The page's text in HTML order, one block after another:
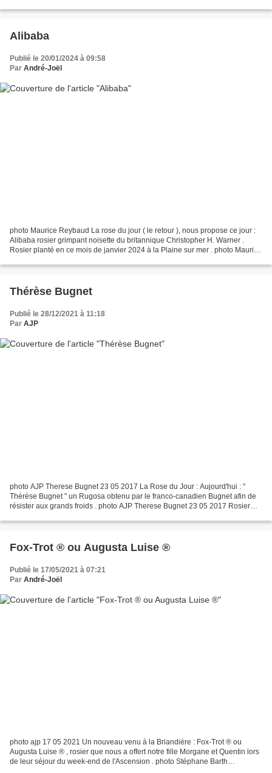
Alibaba
Publié le 20/01/2024 à 09:58
Par André-Joël
photo Maurice Reybaud La rose du jour ( le retour ), nous propose ce jour :
Alibaba rosier grimpant noisette du britannique Christopher H. Warner .
Rosier planté en ce mois de janvier 2024 à la Plaine sur mer . photo Maurice
Thérèse Bugnet
Publié le 28/12/2021 à 11:18
Par AJP
photo AJP Therese Bugnet 23 05 2017 La Rose du Jour : Aujourd'hui : "
Thérèse Bugnet " un Rugosa obtenu par le franco-canadien Bugnet afin de
résister aux grands froids . photo AJP Therese Bugnet 23 05 2017 Rosier
Fox-Trot ® ou Augusta Luise ®
Publié le 17/05/2021 à 07:21
Par André-Joël
photo ajp 17 05 2021 Un nouveau venu à la Briandiére : Fox-Trot ® ou
Augusta Luise ® , rosier que nous a offert notre fille Morgane et Quentin lors
de leur séjour du week-end de l'Ascension . photo Stéphane Barth